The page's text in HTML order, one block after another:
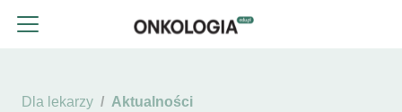
Dla lekarzy Aktualności